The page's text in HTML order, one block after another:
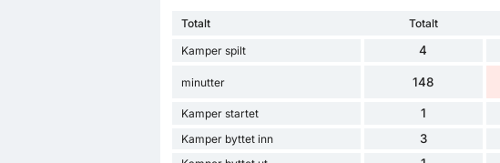
Totalt Totalt
Kamper spilt
4
minutter 148
Kamper startet 1
Kamper byttet inn 3